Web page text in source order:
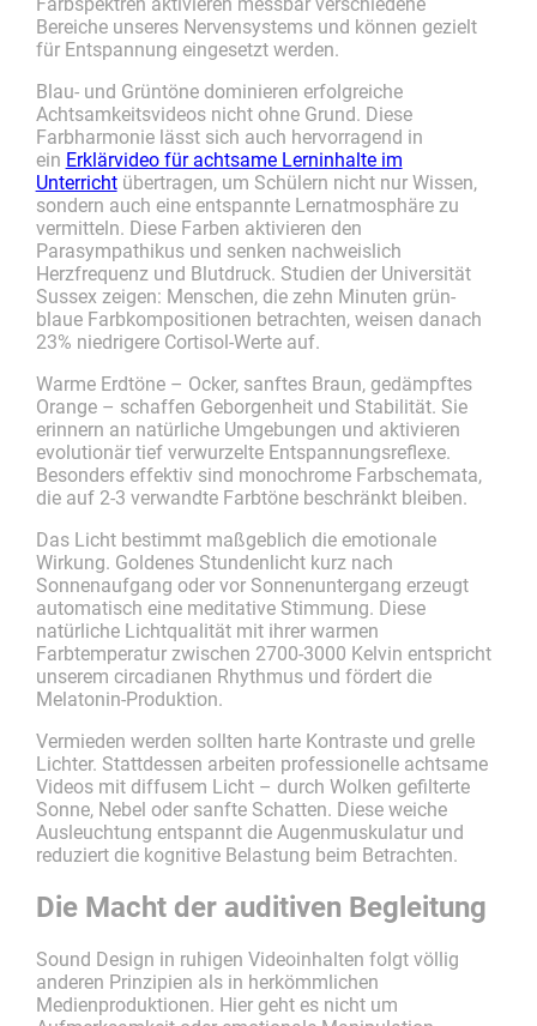
Bereiche unseres Nervensystems und können gezielt
für Entspannung eingesetzt werden.
Blau- und Grüntöne dominieren erfolgreiche
Achtsamkeitsvideos nicht ohne Grund. Diese
Farbharmonie lässt sich auch hervorragend in
ein Erklärvideo für achtsame Lerninhalte im
Unterrichtübertragen, um Schülern nicht nur Wissen,
sondern auch eine entspannte Lernatmosphäre zu
vermitteln. Diese Farben aktivieren den
Parasympathikus und senken nachweislich
Herzfrequenz und Blutdruck. Studien der Universität
Sussex zeigen: Menschen, die zehn Minuten grün-
blaue Farbkompositionen betrachten, weisen danach
23% niedrigere Cortisol-Werte auf.
Warme Erdtöne – Ocker, sanftes Braun, gedämpftes
Orange – schaffen Geborgenheit und Stabilität. Sie
erinnern an natürliche Umgebungen und aktivieren
evolutionär tief verwurzelte Entspannungsreflexe.
Besonders effektiv sind monochrome Farbschemata,
die auf 2-3 verwandte Farbtöne beschränkt bleiben.
Das Licht bestimmt maßgeblich die emotionale
Wirkung. Goldenes Stundenlicht kurz nach
Sonnenaufgang oder vor Sonnenuntergang erzeugt
automatisch eine meditative Stimmung. Diese
natürliche Lichtqualität mit ihrer warmen
Farbtemperatur zwischen 2700-3000 Kelvin entspricht
unserem circadianen Rhythmus und fördert die
Melatonin-Produktion.
Vermieden werden sollten harte Kontraste und grelle
Lichter. Stattdessen arbeiten professionelle achtsame
Videos mit diffusem Licht – durch Wolken gefilterte
Sonne, Nebel oder sanfte Schatten. Diese weiche
Ausleuchtung entspannt die Augenmuskulatur und
reduziert die kognitive Belastung beim Betrachten.
Die Macht der auditiven Begleitung
Sound Design in ruhigen Videoinhalten folgt völlig
anderen Prinzipien als in herkömmlichen
Medienproduktionen. Hier geht es nicht um